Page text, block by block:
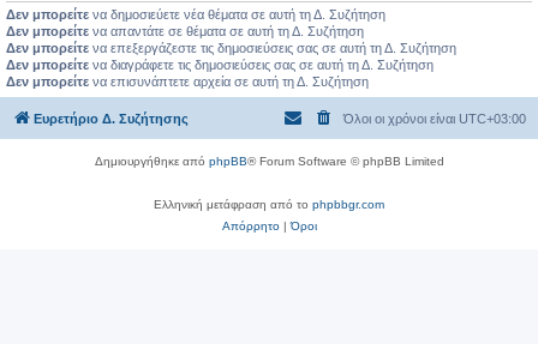
Δεν μπορείτε να δημοσιεύετε νέα θέματα σε αυτή τη Δ. Συζήτηση
Δεν μπορείτε να απαντάτε σε θέματα σε αυτή τη Δ. Συζήτηση
Δεν μπορείτε να επεξεργάζεστε τις δημοσιεύσεις σας σε αυτή τη Δ. Συζήτηση
Δεν μπορείτε να διαγράφετε τις δημοσιεύσεις σας σε αυτή τη Δ. Συζήτηση
Δεν μπορείτε να επισυνάπτετε αρχεία σε αυτή τη Δ. Συζήτηση
Ευρετήριο Δ. Συζήτησης Όλοι οι χρόνοι είναι UTC+03:00
Δημιουργήθηκε από phpBB® Forum Software © phpBB Limited
Ελληνική μετάφραση από το phpbbgr.com
Απόρρητο|Όροι